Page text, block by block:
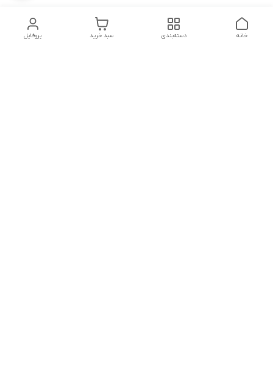
پروفایل سبد خرید دسته‌بندی خانه